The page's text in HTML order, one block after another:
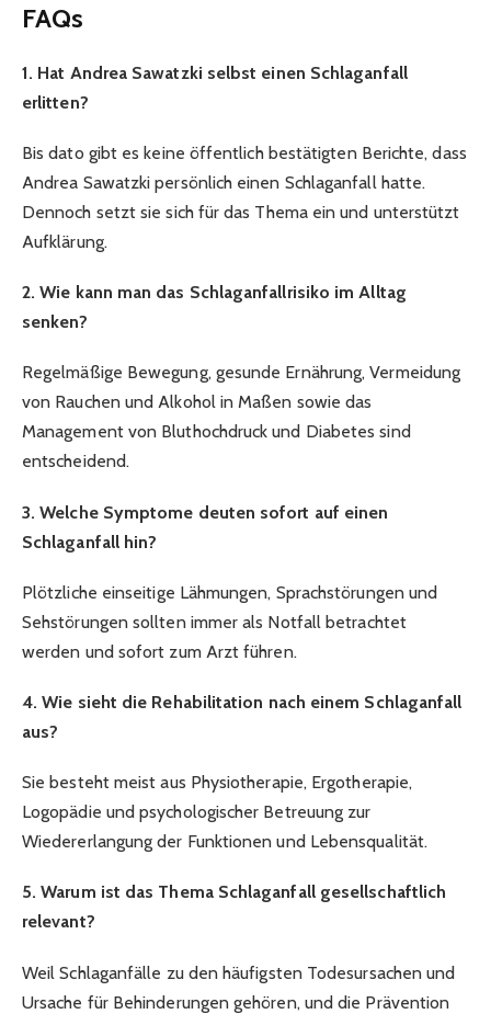
FAQs
1. Hat Andrea Sawatzki selbst einen Schlaganfall
erlitten?
Bis dato gibt es keine öffentlich bestätigten Berichte, dass
Andrea Sawatzki persönlich einen Schlaganfall hatte.
Dennoch setzt sie sich für das Thema ein und unterstützt
Aufklärung.
2. Wie kann man das Schlaganfallrisiko im Alltag
senken?
Regelmäßige Bewegung, gesunde Ernährung, Vermeidung
von Rauchen und Alkohol in Maßen sowie das
Management von Bluthochdruck und Diabetes sind
entscheidend.
3. Welche Symptome deuten sofort auf einen
Schlaganfall hin?
Plötzliche einseitige Lähmungen, Sprachstörungen und
Sehstörungen sollten immer als Notfall betrachtet
werden und sofort zum Arzt führen.
4. Wie sieht die Rehabilitation nach einem Schlaganfall
aus?
Sie besteht meist aus Physiotherapie, Ergotherapie,
Logopädie und psychologischer Betreuung zur
Wiedererlangung der Funktionen und Lebensqualität.
5. Warum ist das Thema Schlaganfall gesellschaftlich
relevant?
Weil Schlaganfälle zu den häufigsten Todesursachen und
Ursache für Behinderungen gehören, und die Prävention